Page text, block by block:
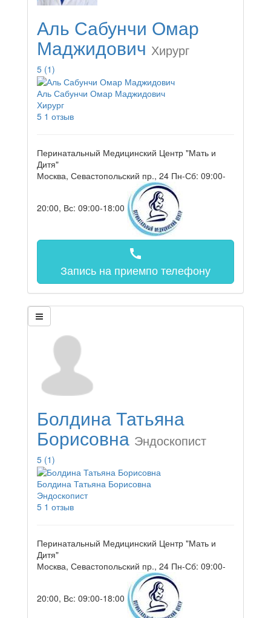
Аль Сабунчи Омар
Маджидович Хирург
5 (1)
Аль Сабунчи Омар Маджидович
Хирург
5 1 отзыв
Перинатальный Медицинский Центр "Мать и
Дитя"
Москва, Севастопольский пр., 24 Пн-Сб: 09:00-
20:00, Вс: 09:00-18:00
call
Запись на приемпо телефону
Болдина Татьяна
Борисовна Эндоскопист
5 (1)
Болдина Татьяна Борисовна
Эндоскопист
5 1 отзыв
Перинатальный Медицинский Центр "Мать и
Дитя"
Москва, Севастопольский пр., 24 Пн-Сб: 09:00-
20:00, Вс: 09:00-18:00